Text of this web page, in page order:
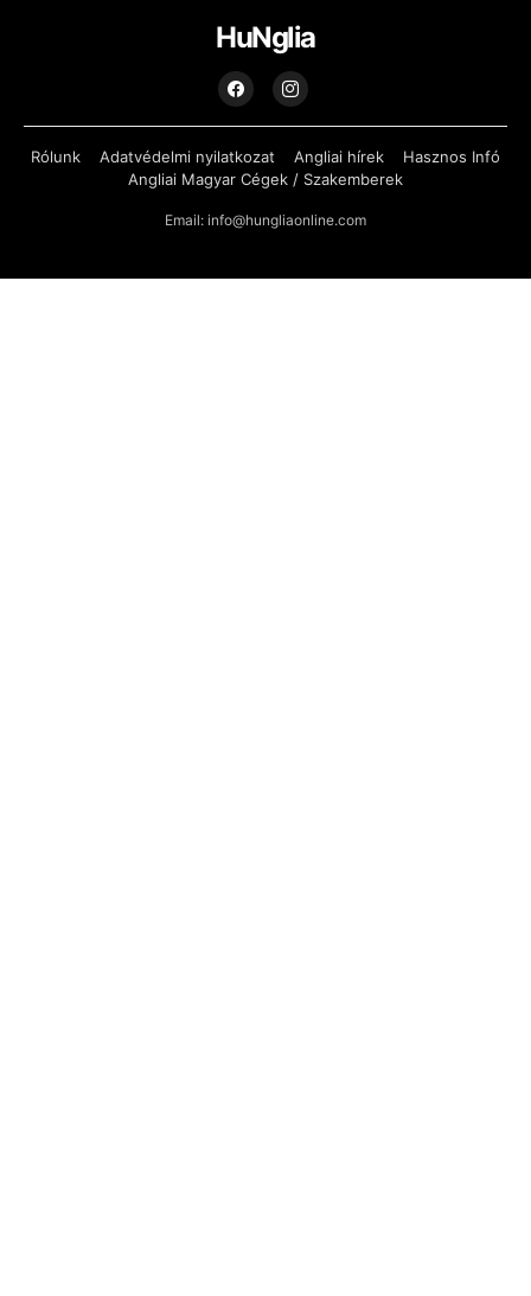
HuNglia
Rólunk Adatvédelmi nyilatkozat Angliai hírek
Hasznos Infó
Angliai Magyar Cégek / Szakemberek
Email: info@hungliaonline.com